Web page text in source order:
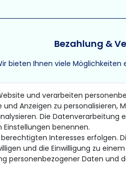
Bezahlung &
bieten Ihnen viele Möglichkeiten
* Gilt für Lieferungen
© 2026 Gomer Trading GmbH / Alle
und verarbeiten
Anzeigen zu personalisieren,
Die Datenverarbeitung
benennen.
Interesses erfolgen.
und die Einwilligung zu
personenbezogener Daten und